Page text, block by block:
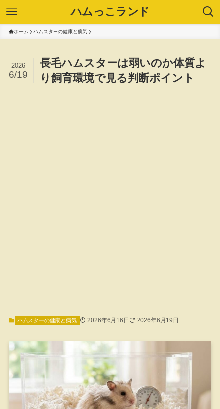
ハムっこランド
ホーム ハムスターの健康と病気
長毛ハムスターは弱いのか体質よ
り飼育環境で見る判断ポイント
2026
6/19
ハムスターの健康と病気 2026年6月16日 2026年6月19日